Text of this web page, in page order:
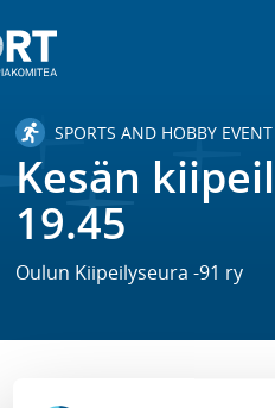
SPORTS AND HOBBY EVENT
Kesän
19.45
Oulun Kiipeilyseura -91 ry